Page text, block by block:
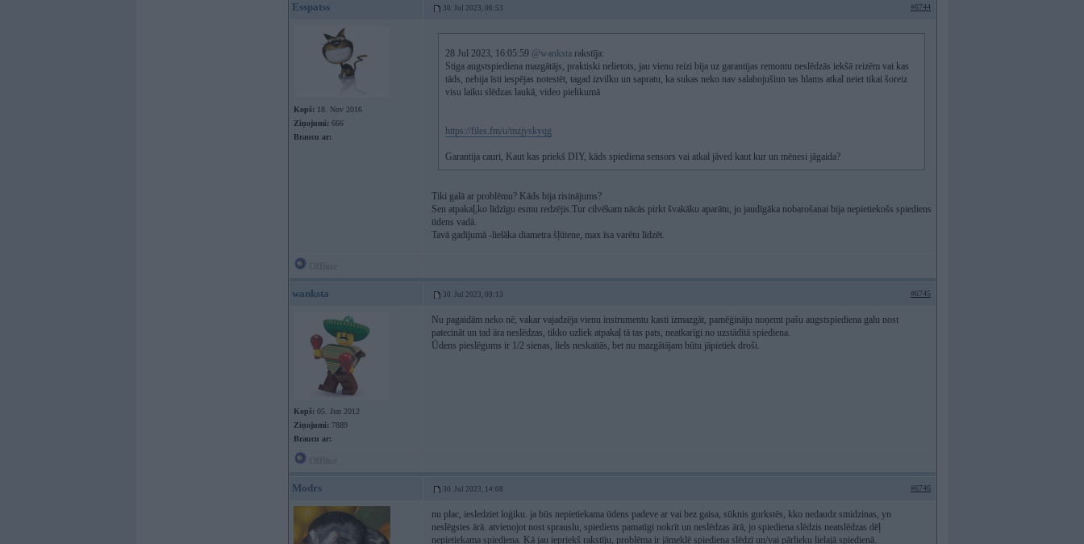
Esspatss 30. Jul 2023, 06:53 #6744
Kopš: 18. Nov 2016
Ziņojumi: 666
Braucu ar:
28 Jul 2023, 16:05:59 @wanksta rakstīja:
Stiga augstspiediena mazgātājs, praktiski nelietots, jau vienu reizi bija uz garantijas remontu neslēdzās iekšā reizēm vai kas
tāds, nebija īsti iespējas notestēt, tagad izvilku un sapratu, ka sukas neko nav salabojušiun tas hlams atkal neiet tikai šoreiz
visu laiku slēdzas laukā, video pielikumā
https://files.fm/u/mzjyskyqg
Garantija cauri, Kaut kas priekš DIY, kāds spiediena sensors vai atkal jāved kaut kur un mēnesi jāgaida?
Tiki galā ar problēmu? Kāds bija risinājums?
Sen atpakaļ,ko līdzīgu esmu redzējis.Tur cilvēkam nācās pirkt švakāku aparātu, jo jaudīgāka nobarošanai bija nepietiekošs spiediens
ūdens vadā.
Tavā gadījumā -lielāka diametra šļūtene, max īsa varētu līdzēt.
wanksta 30. Jul 2023, 09:13 #6745
Kopš: 05. Jun 2012
Ziņojumi: 7889
Braucu ar:
Nu pagaidām neko nē, vakar vajadzēja vienu instrumentu kasti izmazgāt, pamēģināju noņemt pašu augstspiediena galu nost
patecināt un tad āra neslēdzas, tikko uzliek atpakaļ tā tas pats, neatkarīgi no uzstādītā spiediena.
Ūdens pieslēgums ir 1/2 sienas, liels neskaitās, bet nu mazgātājam būtu jāpietiek droši.
Modrs 30. Jul 2023, 14:08 #6746
nu plac, iesledziet loģiku. ja būs nepietiekama ūdens padeve ar vai bez gaisa, sūknis gurkstēs, kko nedaudz smidzinas, yn
neslēgsies ārā. atvienojot nost sprauslu, spiediens pamatīgi nokrīt un neslēdzas ārā, jo spiediena slēdzis neatslēdzas dēļ
nepietiekama spiediena. Kā jau iepriekš rakstīju, problēma ir jāmeklē spiediena slēdzī un/vai pārlieku lielajā spiedienā.